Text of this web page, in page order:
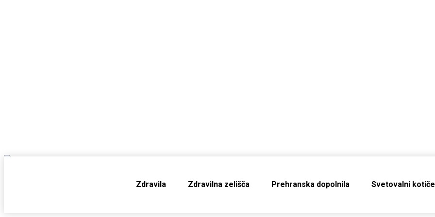
Zdravila Zdravilna zelišča Prehranska dopolnila Svetovalni